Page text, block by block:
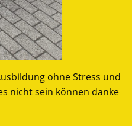
ohne Stress und
nicht sein können danke